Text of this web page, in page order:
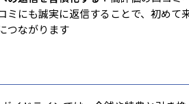
ミにも誠実に返信することで、初めて
つながります